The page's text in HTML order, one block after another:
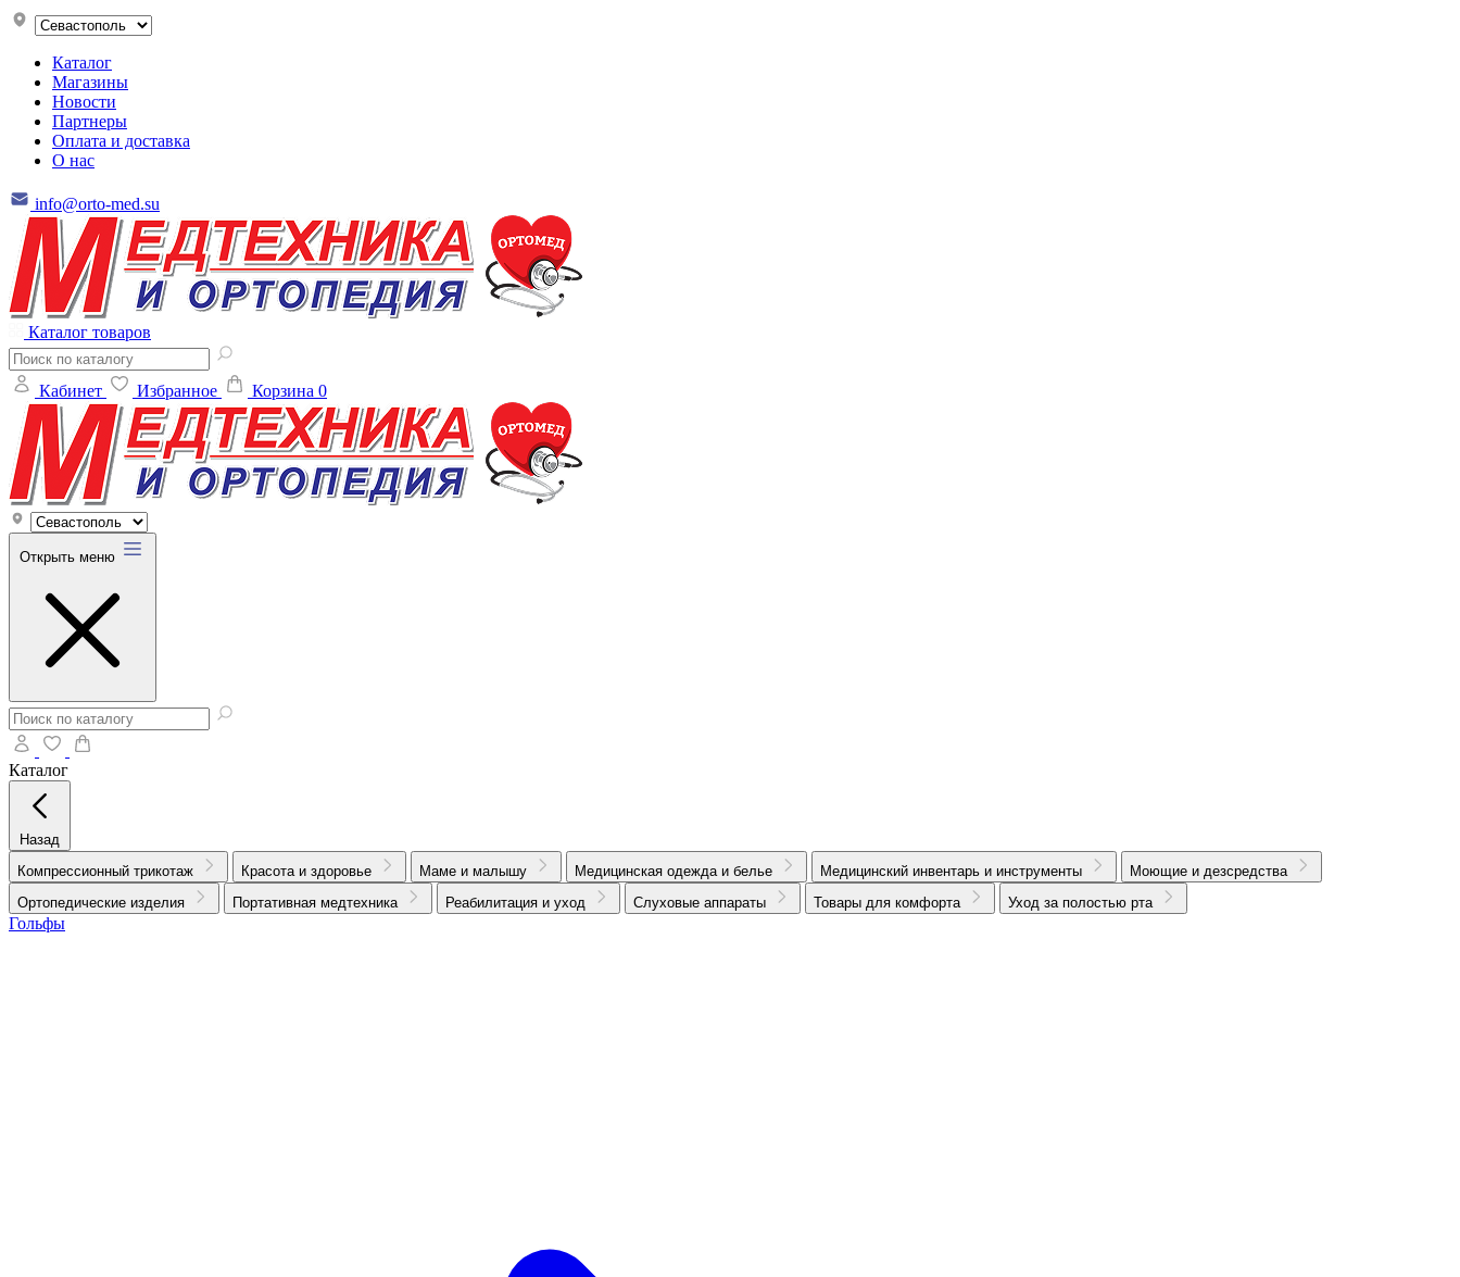
Каталог
Магазины
Новости
Партнеры
Оплата и доставка
О нас
info@orto-med.su
Каталог товаров
Кабинет Избранное Корзина 0
Открыть меню
Каталог
Назад
Компрессионный трикотаж
Красота и здоровье Маме и малышу Медицинская одежда и белье Медицинский инвентарь и инструменты
Моющие и дезсредства
Ортопедические изделия
Портативная медтехника Реабилитация и уход Слуховые аппараты Товары для комфорта Уход за полостью рта
Гольфы